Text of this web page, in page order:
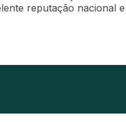
reputação nacional e